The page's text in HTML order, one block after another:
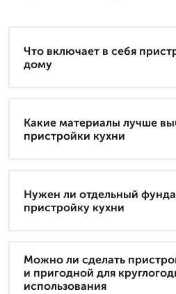
Что включает в себя
дому
Какие материалы лучше
пристройки кухни
Нужен ли отдельный
пристройку кухни
Можно ли сделать
и пригодной для
использования